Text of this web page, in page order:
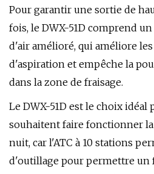
Pour garantir une sortie de
fois, le DWX-51D comprend
d'air amélioré, qui améliore
d'aspiration et empêche la
dans la zone de fraisage.
Le DWX-51D est le choix idéal
souhaitent faire fonctionner
nuit, car l'ATC à 10 stations
d'outillage pour permettre un